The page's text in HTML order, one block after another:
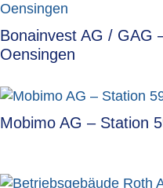
Bonainvest AG / GAG
Oensingen
Mobimo AG – Station